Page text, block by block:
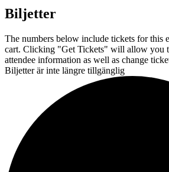
Biljetter
The numbers below include tickets for this
cart. Clicking "Get Tickets" will allow you
attendee information as well as change
Biljetter är inte längre tillgänglig